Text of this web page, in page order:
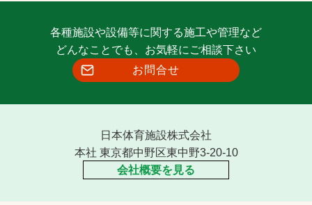
各種施設や設備等に関する施工や管理など
どんなことでも、お気軽にご相談下さい
お問合せ
日本体育施設株式会社
本社 東京都中野区東中野3-20-10
会社概要を見る